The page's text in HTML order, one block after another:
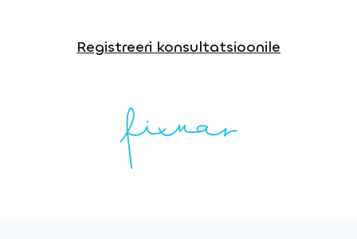
Registreeri konsultatsioonile